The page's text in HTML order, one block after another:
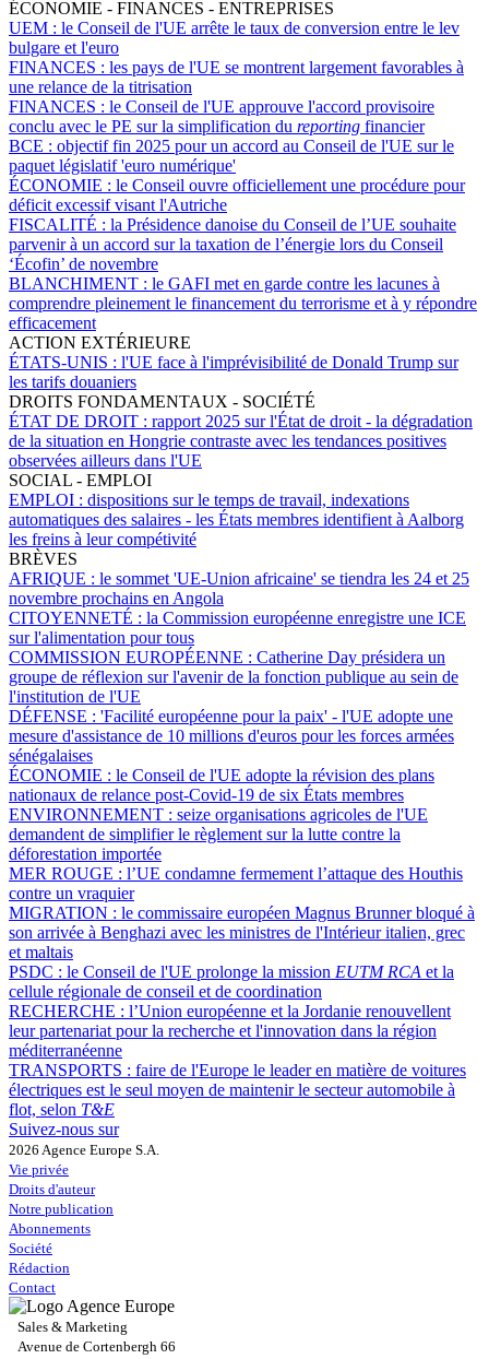
ÉCONOMIE - FINANCES - ENTREPRISES
UEM : le Conseil de l'UE arrête le taux de conversion entre le lev
bulgare et l'euro
FINANCES : les pays de l'UE se montrent largement favorables à
une relance de la titrisation
FINANCES : le Conseil de l'UE approuve l'accord provisoire
conclu avec le PE sur la simplification du reporting financier
BCE : objectif fin 2025 pour un accord au Conseil de l'UE sur le
paquet législatif 'euro numérique'
ÉCONOMIE : le Conseil ouvre officiellement une procédure pour
déficit excessif visant l'Autriche
FISCALITÉ : la Présidence danoise du Conseil de l’UE souhaite
parvenir à un accord sur la taxation de l’énergie lors du Conseil
‘Écofin’ de novembre
BLANCHIMENT : le GAFI met en garde contre les lacunes à
comprendre pleinement le financement du terrorisme et à y répondre
efficacement
ACTION EXTÉRIEURE
ÉTATS-UNIS : l'UE face à l'imprévisibilité de Donald Trump sur
les tarifs douaniers
DROITS FONDAMENTAUX - SOCIÉTÉ
ÉTAT DE DROIT : rapport 2025 sur l'État de droit - la dégradation
de la situation en Hongrie contraste avec les tendances positives
observées ailleurs dans l'UE
SOCIAL - EMPLOI
EMPLOI : dispositions sur le temps de travail, indexations
automatiques des salaires - les États membres identifient à Aalborg
les freins à leur compétivité
BRÈVES
AFRIQUE : le sommet 'UE-Union africaine' se tiendra les 24 et 25
novembre prochains en Angola
CITOYENNETÉ : la Commission européenne enregistre une ICE
sur l'alimentation pour tous
COMMISSION EUROPÉENNE : Catherine Day présidera un
groupe de réflexion sur l'avenir de la fonction publique au sein de
l'institution de l'UE
DÉFENSE : 'Facilité européenne pour la paix' - l'UE adopte une
mesure d'assistance de 10 millions d'euros pour les forces armées
sénégalaises
ÉCONOMIE : le Conseil de l'UE adopte la révision des plans
nationaux de relance post-Covid-19 de six États membres
ENVIRONNEMENT : seize organisations agricoles de l'UE
demandent de simplifier le règlement sur la lutte contre la
déforestation importée
MER ROUGE : l’UE condamne fermement l’attaque des Houthis
contre un vraquier
MIGRATION : le commissaire européen Magnus Brunner bloqué à
son arrivée à Benghazi avec les ministres de l'Intérieur italien, grec
et maltais
PSDC : le Conseil de l'UE prolonge la mission EUTM RCA et la
cellule régionale de conseil et de coordination
RECHERCHE : l’Union européenne et la Jordanie renouvellent
leur partenariat pour la recherche et l'innovation dans la région
méditerranéenne
TRANSPORTS : faire de l'Europe le leader en matière de voitures
électriques est le seul moyen de maintenir le secteur automobile à
flot, selon T&E
Suivez-nous sur
2026 Agence Europe S.A.
Vie privée
Droits d'auteur
Notre publication
Abonnements
Société
Rédaction
Contact
Sales & Marketing
Avenue de Cortenbergh 66